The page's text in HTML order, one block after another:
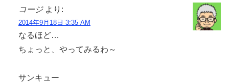
コージ より:
2014年9月18日 3:35 AM
なるほど…
ちょっと、やってみるわ～
サンキュー